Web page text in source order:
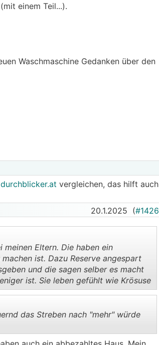
einem Teil...).
Waschmaschine Gedanken über den
durchblicker.at vergleichen, das hilft auch
20.1.2025 (#1426
Eltern. Die haben ein
ist. Dazu Reserve angespart
und die sagen selber es macht
ist. Sie leben gefühlt wie Krösuse
das Streben nach "mehr" würde